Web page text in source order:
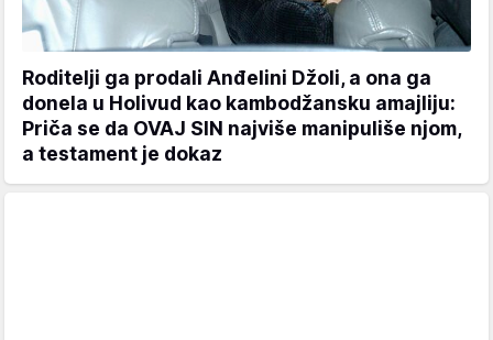
Roditelji ga prodali Anđelini Džoli, a ona ga
donela u Holivud kao kambodžansku amajliju:
Priča se da OVAJ SIN najviše manipuliše njom,
a testament je dokaz